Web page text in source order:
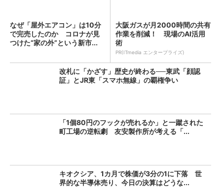
なぜ「屋外エアコン」は10分
で完売したのか コロナが見
つけた“家の外”という新市...
大阪ガスが月2000時間の共有
作業を削減！ 現場のAI活用
術
PR(ITmedia エンタープライズ)
改札に「かざす」歴史が終わる──東武「顔認
証」とJR東「スマホ無線」の覇権争い
「1個80円のフックが売れるか」と一蹴された
町工場の逆転劇 友安製作所が考える「...
キオクシア、1カ月で株価が3分の1に下落 世
界的な半導体売り、今日の決算はどうな...